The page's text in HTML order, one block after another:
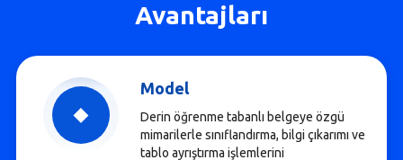
Avantajları
Model
Derin öğrenme tabanlı belgeye özgü
mimarilerle sınıflandırma, bilgi çıkarımı ve
tablo ayrıştırma işlemlerini